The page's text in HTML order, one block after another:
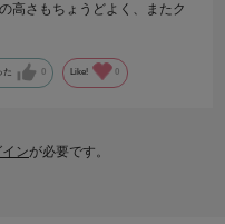
高さもちょうどよく、またク
た 0 Like! 0
インが必要です。